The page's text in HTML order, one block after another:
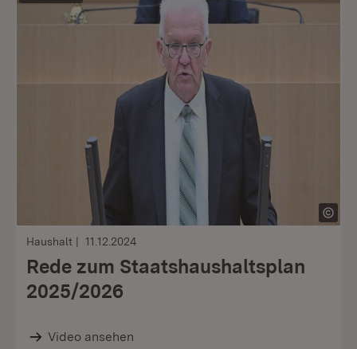
Haushalt 11.12.2024
Rede zum Staatshaushaltsplan
2025/2026
Video ansehen